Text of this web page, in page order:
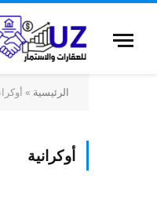
الرئيسية »
أوكرانية